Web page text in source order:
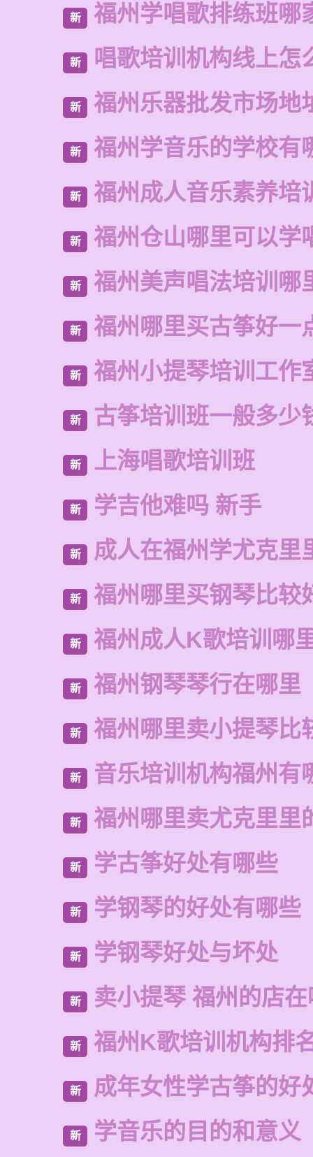
新 福州学唱歌排练班哪
新 唱歌培训机构线上怎
新 福州乐器批发市场地
新 福州学音乐的学校有
新 福州成人音乐素养培
新 福州仓山哪里可以学
新 福州美声唱法培训哪
新 福州哪里买古筝好一
新 福州小提琴培训工作
新 古筝培训班一般多少
新 上海唱歌培训班
新 学吉他难吗 新手
新 成人在福州学尤克里
新 福州哪里买钢琴比较
新 福州成人K歌培训哪
新 福州钢琴琴行在哪里
新 福州哪里卖小提琴比
新 音乐培训机构福州有
新 福州哪里卖尤克里里
新 学古筝好处有哪些
新 学钢琴的好处有哪些
新 学钢琴好处与坏处
新 卖小提琴 福州的店
新 福州K歌培训机构排
新 成年女性学古筝的好
新 学音乐的目的和意义